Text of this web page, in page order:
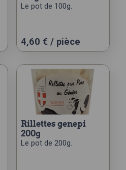
Le pot de 100g.
4,60 € / pièce
rillettes genepi
200g
Le pot de 200g.